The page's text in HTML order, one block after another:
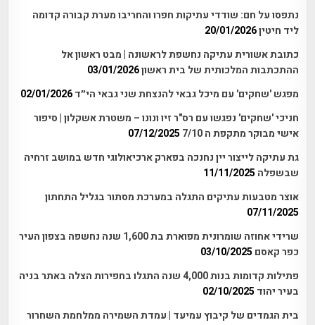
נתפסו על חם: שודדי עתיקות חפרו והחריבו מערת קבורה קדומה
ליד חיטין20/01/2026
כתובת אשורית עתיקה נחשפת לראשונה | מבט ראשון אל
ההתכתבות המלכותית של בית ראשון03/01/2026
מפגש 'שחקים' עם מיכל גבאי להנצחת שני גבאי הי״ד 02/01/2026
חניכי 'שחקים' נפגשו עם רס"ר זיו ונונו – משטרת אשקלון | סיפור
אישי מבוקר מתקפת ה 7/10
07/12/2025
גת עתיקה לייצור יין נחנכה בפארק ארכיאולוגי חדש במושב זרחיה
שבשפלה 11/11/2025
אוצר מטבעות עתיקים התגלה במערכת מסתור בגליל התחתון
07/11/2025
שרידי אחוזה שומרונית מפוארת בת 1,600 שנה נחשפה בצפון העיר
כפר קאסם 03/10/2025
פתילות קדומות בנות 4,000 שנה התגלו בחפירות הצלה באתר בניה
בעיר יהוד 02/10/2025
בית הגמדים של קיבוץ עמיעד | עמדת השמירה ממלחמת השחרור